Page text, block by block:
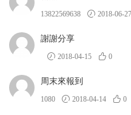
13822569638 2018-06-27
謝謝分享
2018-04-15 0
周末來報到
1080 2018-04-14 0